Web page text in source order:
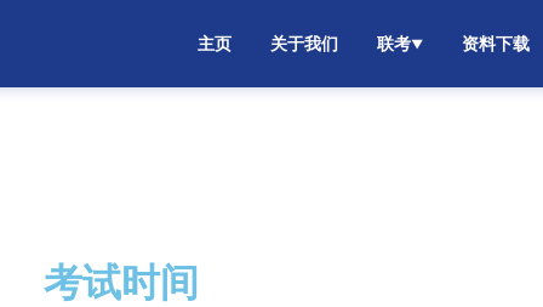
主页 关于我们 联考▼ 资料下载
考试时间